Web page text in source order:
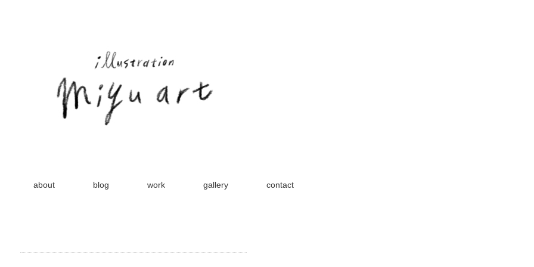
about blog work gallery contact